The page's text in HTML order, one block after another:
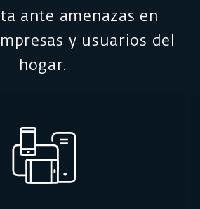
ante amenazas en
y usuarios del
hogar.